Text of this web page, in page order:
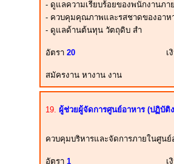
- ดูแลความเรียบร้อยของพนักงานภา
- ควบคุมคุณภาพและรสชาดของอาห
- ดูแลด้านต้นทุน วัตถุดิบ สำ
อัตรา 20 เ
สมัครงาน หางาน งาน
19. ผู้ช่วยผู้จัดการศูนย์อาหาร (ปฏิบัติ
ควบคุมบริหารและจัดการภายในศูน
อัตรา 1 เ